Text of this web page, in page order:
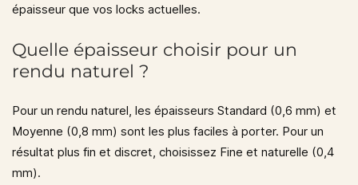
épaisseur que vos locks actuelles.
Quelle épaisseur choisir pour un
rendu naturel ?
Pour un rendu naturel, les épaisseurs Standard (0,6 mm) et
Moyenne (0,8 mm) sont les plus faciles à porter. Pour un
résultat plus fin et discret, choisissez Fine et naturelle (0,4
mm).